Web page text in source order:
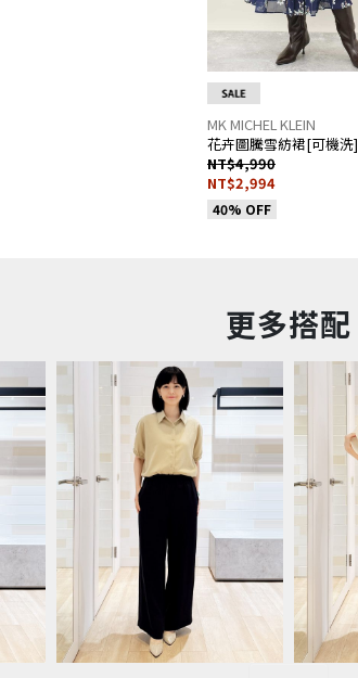
MK MICHEL KLEIN
花卉圖騰雪紡裙[可機洗]
NT$4,990
NT$2,994
40% OFF
更多搭配